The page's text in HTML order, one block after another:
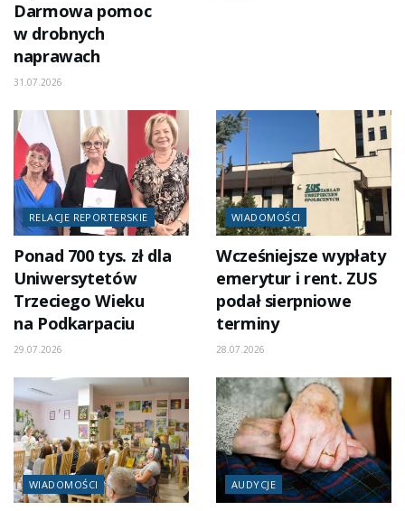
Darmowa pomoc
w drobnych
naprawach
31.07.2026
RELACJE REPORTERSKIE
Ponad 700 tys. zł dla
Uniwersytetów
Trzeciego Wieku
na Podkarpaciu
29.07.2026
WIADOMOŚCI
Wcześniejsze wypłaty
emerytur i rent. ZUS
podał sierpniowe
terminy
28.07.2026
WIADOMOŚCI AUDYCJE